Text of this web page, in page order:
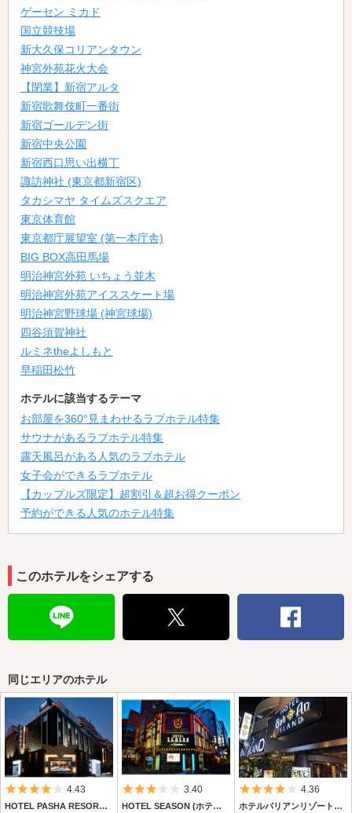
ゲーセン ミカド
国立競技場
新大久保コリアンタウン
神宮外苑花火大会
【閉業】新宿アルタ
新宿歌舞伎町一番街
新宿ゴールデン街
新宿中央公園
新宿西口思い出横丁
諏訪神社 (東京都新宿区)
タカシマヤ タイムズスクエア
東京体育館
東京都庁展望室 (第一本庁舎)
BIG BOX高田馬場
明治神宮外苑 いちょう並木
明治神宮外苑アイススケート場
明治神宮野球場 (神宮球場)
四谷須賀神社
ルミネtheよしもと
早稲田松竹
ホテルに該当するテーマ
お部屋を360°見まわせるラブホテル特集
サウナがあるラブホテル特集
露天風呂がある人気のラブホテル
女子会ができるラブホテル
【カップルズ限定】超割引＆超お得クーポン
予約ができる人気のホテル特集
このホテルをシェアする
同じエリアのホテル
5つ星のうち4
4.43
HOTEL PASHA RESORT (ホテル パシャ リゾート) 【PASHAグループホテルズ（旧JHTグループ）】
5つ星のうち3
3.40
HOTEL SEASON (ホテル シーズン)
5つ星のうち4
4.36
ホテルバリアンリゾート新宿アイランド店